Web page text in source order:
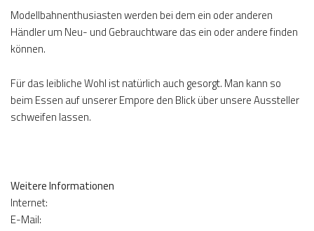
Modellbahnenthusiasten werden bei dem ein oder anderen
Händler um Neu- und Gebrauchtware das ein oder andere finden
können.
Für das leibliche Wohl ist natürlich auch gesorgt. Man kann so
beim Essen auf unserer Empore den Blick über unsere Aussteller
schweifen lassen.
Weitere Informationen
Internet:
E-Mail: